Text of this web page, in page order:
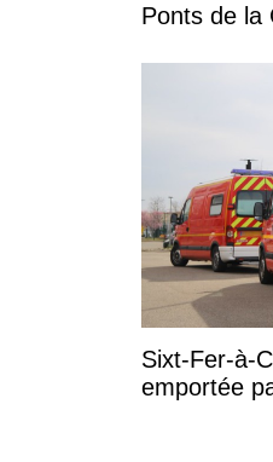
Ponts de la
Sixt-Fer-à-
emportée